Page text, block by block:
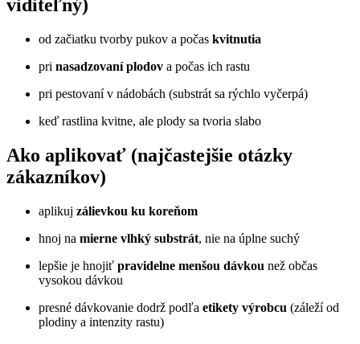
viditeľný)
od začiatku tvorby pukov a počas kvitnutia
pri nasadzovaní plodov a počas ich rastu
pri pestovaní v nádobách (substrát sa rýchlo vyčerpá)
keď rastlina kvitne, ale plody sa tvoria slabo
Ako aplikovať (najčastejšie otázky
zákazníkov)
aplikuj zálievkou ku koreňom
hnoj na mierne vlhký substrát, nie na úplne suchý
lepšie je hnojiť pravidelne menšou dávkou než občas
vysokou dávkou
presné dávkovanie dodrž podľa etikety výrobcu (záleží od
plodiny a intenzity rastu)